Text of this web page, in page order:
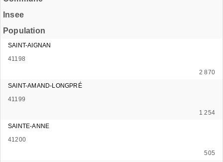
Insee
Population
SAINT-AIGNAN
41198
2 870
SAINT-AMAND-LONGPRÉ
41199
1 254
SAINTE-ANNE
41200
505